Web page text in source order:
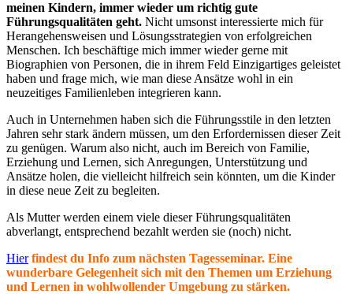
meinen Kindern, immer wieder um richtig gute
Führungsqualitäten geht. Nicht umsonst interessierte mich für
Herangehensweisen und Lösungsstrategien von erfolgreichen
Menschen. Ich beschäftige mich immer wieder gerne mit
Biographien von Personen, die in ihrem Feld Einzigartiges geleistet
haben und frage mich, wie man diese Ansätze wohl in ein
neuzeitiges Familienleben integrieren kann.
Auch in Unternehmen haben sich die Führungsstile in den letzten
Jahren sehr stark ändern müssen, um den Erfordernissen dieser Zeit
zu genügen. Warum also nicht, auch im Bereich von Familie,
Erziehung und Lernen, sich Anregungen, Unterstützung und
Ansätze holen, die vielleicht hilfreich sein könnten, um die Kinder
in diese neue Zeit zu begleiten.
Als Mutter werden einem viele dieser Führungsqualitäten
abverlangt, entsprechend bezahlt werden sie (noch) nicht.
Hier findest du Info zum nächsten Tagesseminar. Eine
wunderbare Gelegenheit sich mit den Themen um Erziehung
und Lernen in wohlwollender Umgebung zu stärken.